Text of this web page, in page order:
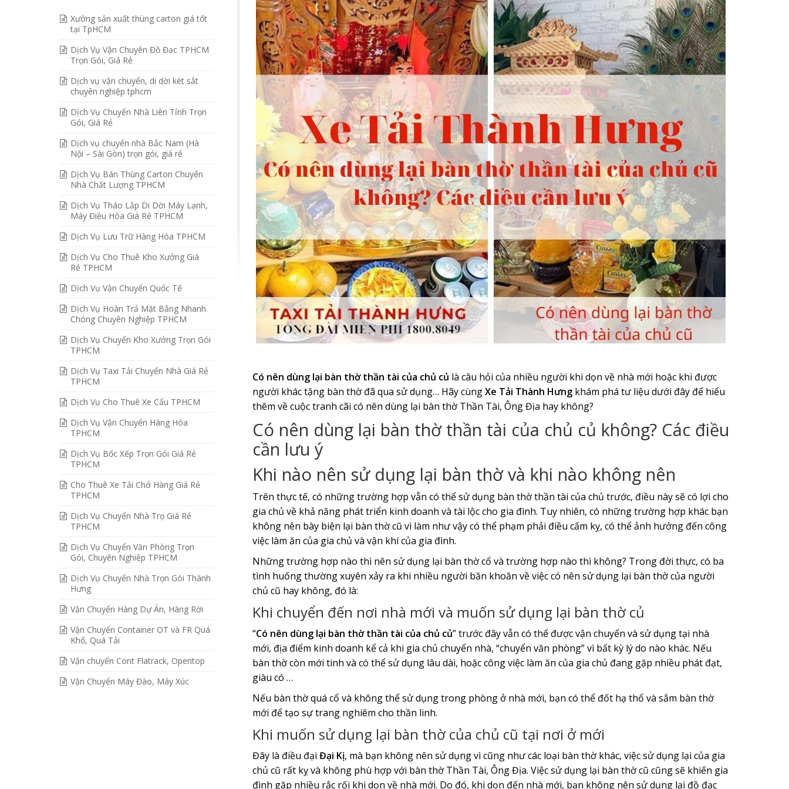
Xưởng sản xuất thùng carton giá tốt
tại TpHCM
Dịch Vụ Vận Chuyên Đồ Đạc TPHCM
Trọn Gói, Giá Rẻ
Dịch vụ vận chuyển, di dời két sắt
chuyên nghiệp tphcm
Dịch Vụ Chuyển Nhà Liên Tỉnh Trọn
Gói, Giá Rẻ
Dịch vụ chuyển nhà Bắc Nam (Hà
Nội – Sài Gòn) trọn gói, giá rẻ
Dịch Vụ Bán Thùng Carton Chuyển
Nhà Chất Lượng TPHCM
Dịch Vụ Tháo Lắp Di Dời Máy Lạnh,
Máy Điều Hòa Giá Rẻ TPHCM
Dịch Vụ Lưu Trữ Hàng Hóa TPHCM
Dịch Vụ Cho Thuê Kho Xưởng Giá
Rẻ TPHCM
Dịch Vụ Vận Chuyển Quốc Tế
Dịch Vụ Hoàn Trả Mặt Bằng Nhanh
Chóng Chuyên Nghiệp TPHCM
Dịch Vụ Chuyển Kho Xưởng Trọn Gói
TPHCM
Dịch Vụ Taxi Tải Chuyển Nhà Giá Rẻ
TPHCM
Dịch Vụ Cho Thuê Xe Cẩu TPHCM
Dịch Vụ Vận Chuyển Hàng Hóa
TPHCM
Dịch Vụ Bốc Xếp Trọn Gói Giá Rẻ
TPHCM
Cho Thuê Xe Tải Chở Hàng Giá Rẻ
TPHCM
Dịch Vụ Chuyển Nhà Trọ Giá Rẻ
TPHCM
Dịch Vụ Chuyển Văn Phòng Trọn
Gói, Chuyên Nghiệp TPHCM
Dịch Vụ Chuyển Nhà Trọn Gói Thành
Hưng
Vận Chuyển Hàng Dự Án, Hàng Rời
Vận Chuyển Container OT và FR Quá
Khổ, Quá Tải
Vận chuyển Cont Flatrack, Opentop
Vận Chuyển Máy Đào, Máy Xúc
Có nên dùng lại bàn thờ thần tài của chủ củ là câu hỏi của nhiều người khi dọn về nhà mới hoặc khi được
người khác tặng bàn thờ đã qua sử dụng… Hãy cùngXe Tải Thành Hưngkhám phá tư liệu dưới đây để hiểu
thêm về cuộc tranh cãi có nên dùng lại bàn thờ Thần Tài, Ông Địa hay không?
Có nên dùng lại bàn thờ thần tài của chủ củ không? Các điều
cần lưu ý
Khi nào nên sử dụng lại bàn thờ và khi nào không nên
Trên thực tế, có những trường hợp vẫn có thể sử dụng bàn thờ thần tài của chủ trước, điều này sẽ có lợi cho
gia chủ về khả năng phát triển kinh doanh và tài lộc cho gia đình. Tuy nhiên, có những trường hợp khác bạn
không nên bày biện lại bàn thờ cũ vì làm như vậy có thể phạm phải điều cấm kỵ, có thể ảnh hưởng đến công
việc làm ăn của gia chủ và vận khí của gia đình.
Những trường hợp nào thì nên sử dụng lại bàn thờ cổ và trường hợp nào thì không? Trong đời thực, có ba
tình huống thường xuyên xảy ra khi nhiều người băn khoăn về việc có nên sử dụng lại bàn thờ của người
chủ cũ hay không, đó là:
Khi chuyển đến nơi nhà mới và muốn sử dụng lại bàn thờ củ
“Có nên dùng lại bàn thờ thần tài của chủ củ” trước đây vẫn có thể được vận chuyển và sử dụng tại nhà
mới, địa điểm kinh doanh kể cả khi gia chủ chuyển nhà, “chuyển văn phòng” vì bất kỳ lý do nào khác. Nếu
bàn thờ còn mới tinh và có thể sử dụng lâu dài, hoặc công việc làm ăn của gia chủ đang gặp nhiều phát đạt,
giàu có …
Nếu bàn thờ quá cổ và không thể sử dụng trong phòng ở nhà mới, bạn có thể đốt hạ thổ và sắm bàn thờ
mới để tạo sự trang nghiêm cho thần linh.
Khi muốn sử dụng lại bàn thờ của chủ cũ tại nơi ở mới
Đây là điều đại Đại Kị, mà bạn không nên sử dụng vì cũng như các loại bàn thờ khác, việc sử dụng lại của gia
chủ cũ rất kỵ và không phù hợp với bàn thờ Thần Tài, Ông Địa. Việc sử dụng lại bàn thờ cũ cũng sẽ khiến gia
đình gặp nhiều rắc rối khi dọn về nhà mới. Do đó, khi dọn đến nhà mới, bạn không nên sử dụng lại đồ đạc